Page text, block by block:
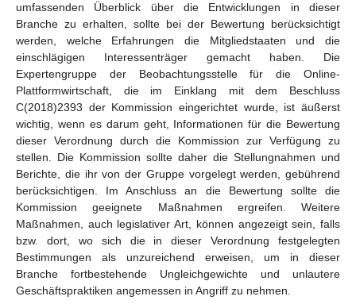
umfassenden Überblick über die Entwicklungen in dieser
Branche zu erhalten, sollte bei der Bewertung berücksichtigt
werden, welche Erfahrungen die Mitgliedstaaten und die
einschlägigen Interessenträger gemacht haben. Die
Expertengruppe der Beobachtungsstelle für die Online-
Plattformwirtschaft, die im Einklang mit dem Beschluss
C(2018)2393 der Kommission eingerichtet wurde, ist äußerst
wichtig, wenn es darum geht, Informationen für die Bewertung
dieser Verordnung durch die Kommission zur Verfügung zu
stellen. Die Kommission sollte daher die Stellungnahmen und
Berichte, die ihr von der Gruppe vorgelegt werden, gebührend
berücksichtigen. Im Anschluss an die Bewertung sollte die
Kommission geeignete Maßnahmen ergreifen. Weitere
Maßnahmen, auch legislativer Art, können angezeigt sein, falls
bzw. dort, wo sich die in dieser Verordnung festgelegten
Bestimmungen als unzureichend erweisen, um in dieser
Branche fortbestehende Ungleichgewichte und unlautere
Geschäftspraktiken angemessen in Angriff zu nehmen.